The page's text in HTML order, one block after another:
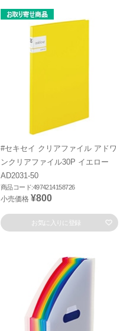
#セキセイ クリアファイル アドワ
ンクリアファイル30P イエロー
AD2031-50
商品コード:4974214158726
小売価格 ¥800
お気に入りに登録